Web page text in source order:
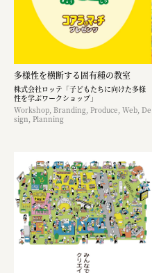
多様性を横断する固有種の教室
株式会社ロッテ「子どもたちに向けた多様
性を学ぶワークショップ」
Workshop, Branding, Produce, Web, De
sign, Planning